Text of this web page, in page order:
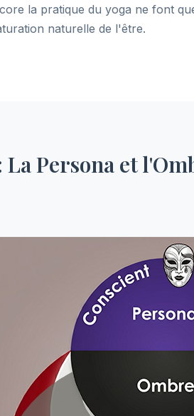
la pratique du yoga ne font
naturelle de l'être.
Persona et